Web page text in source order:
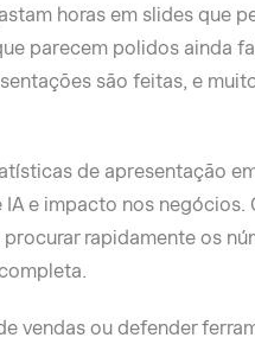
horas em slides que
parecem polidos ainda
são feitas, e
de apresentação
e impacto nos negócios.
rapidamente os
vendas ou defender